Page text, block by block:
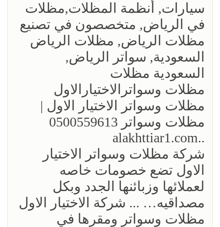
سيارات, أنظمة المظلات,مظلات
في الرياض, متخصصون في تصنيع
مظلات الرياض, مظلات الرياض
السعودية, سواتر الرياض,
السعودية مظلات
مظلات وسواترالاختيارالاول
مظلات وسواتر الاختيار الاول |
مظلات وسواتر 0500559613
..alakhttiar1.com
شركة مظلات وسواتر الاختيار
الاول تضع خصومات خاصه
لعملائها وزبائنها الجدد وبكل
مصداقيه… ... شركة الاختيار الاول
مظلات وسواتر ومقرها في